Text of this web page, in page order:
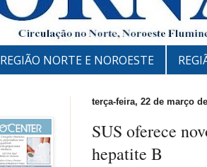
REGIÃO NORTE E NOROESTE
terça-feira, 22 de março
SUS oferece
hepatite B